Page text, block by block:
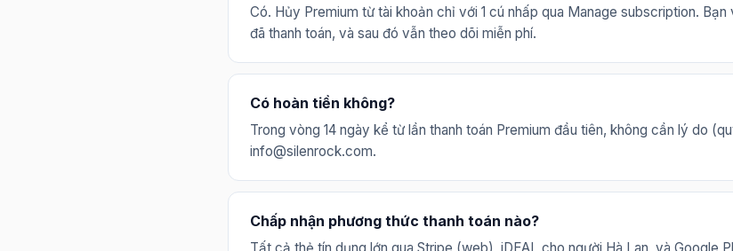
Có. Hủy Premium từ tài khoản chỉ với 1 cú nhấp qua Manage subscription.
đã thanh toán, và sau đó vẫn theo dõi miễn phí.
Có hoàn tiền không?
Trong vòng 14 ngày kể từ lần thanh toán Premium đầu tiên, không cần lý do
info@silenrock.com.
Chấp nhận phương thức thanh toán nào?